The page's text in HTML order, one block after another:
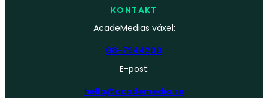
KONTAKT
AcadeMedias växel:
08-7944200
E-post:
hello@academedia.se